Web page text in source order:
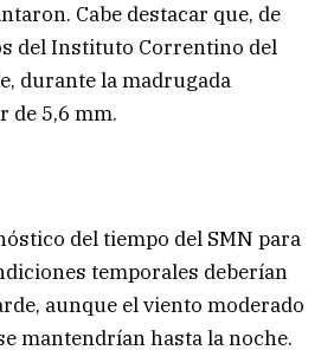
Cabe destacar que, de
del Instituto Correntino del
durante la madrugada
de 5,6 mm.
del tiempo del SMN para
temporales deberían
aunque el viento moderado
mantendrían hasta la noche.